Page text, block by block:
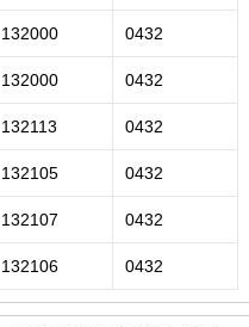
132000 0432
132000 0432
132113 0432
132105 0432
132107 0432
132106 0432